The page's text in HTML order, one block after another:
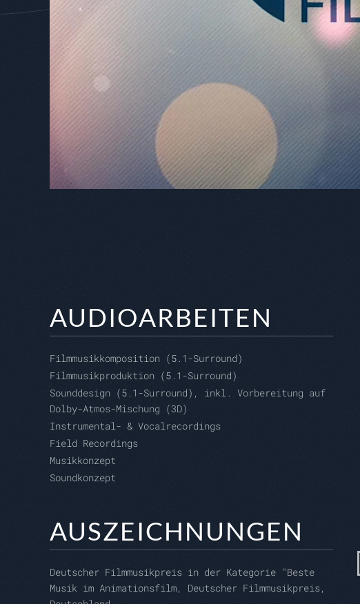
AUDIOARBEITEN
Filmmusikkomposition (5.1-Surround)
Filmmusikproduktion (5.1-Surround)
Sounddesign (5.1-Surround), inkl. Vorbereitung auf
Dolby-Atmos-Mischung (3D)
Instrumental- & Vocalrecordings
Field Recordings
Musikkonzept
Soundkonzept
AUSZEICHNUNGEN
Deutscher Filmmusikpreis in der Kategorie "Beste
Musik im Animationsfilm, Deutscher Filmmusikpreis,